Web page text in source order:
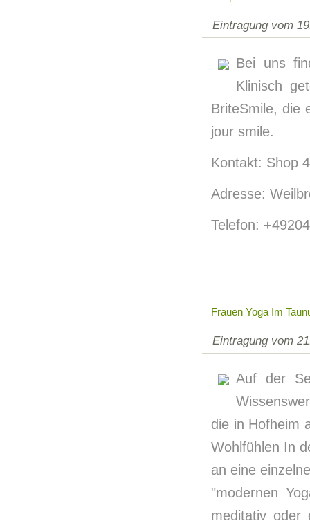
Eintragung vom
Bei uns
Klinisch
BriteSmile, die
jour smile.
Kontakt: Shop
Adresse:
Telefon:
Frauen Yoga Im
Eintragung vom
Auf der
die in Hofheim
Wohlfühlen In
an eine
"modernen
meditativ oder